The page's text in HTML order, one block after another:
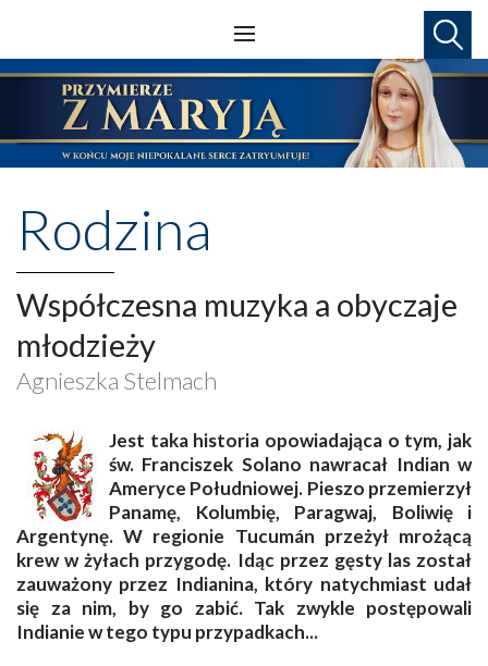
Rodzina
Współczesna muzyka a obyczaje
młodzieży
Agnieszka Stelmach
Jest taka historia opowiadająca o tym, jak
św. Franciszek Solano nawracał Indian w
Ameryce Południowej. Pieszo przemierzył
Panamę, Kolumbię, Paragwaj, Boliwię i
Argentynę. W regionie Tucumán przeżył mrożącą
krew w żyłach przygodę. Idąc przez gęsty las został
zauważony przez Indianina, który natychmiast udał
się za nim, by go zabić. Tak zwykle postępowali
Indianie w tego typu przypadkach...